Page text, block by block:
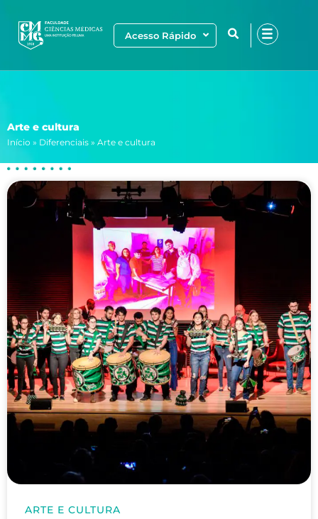
para
Acesso Rápido
Arte e cultura
Início » Diferenciais » Arte e cultura
ARTE E CULTURA